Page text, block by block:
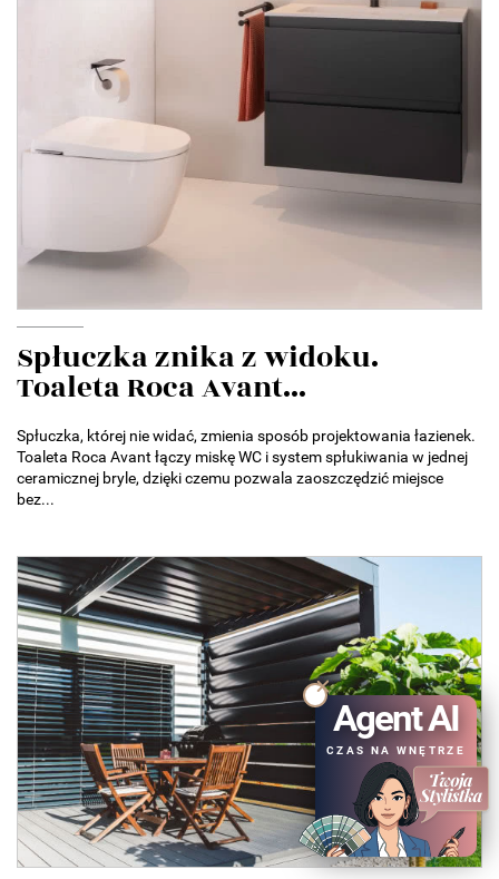
Spłuczka znika z widoku.
Toaleta Roca Avant...
Spłuczka, której nie widać, zmienia sposób projektowania łazienek.
Toaleta Roca Avant łączy miskę WC i system spłukiwania w jednej
ceramicznej bryle, dzięki czemu pozwala zaoszczędzić miejsce
bez...
Agent AI
CZAS NA WNĘTRZE